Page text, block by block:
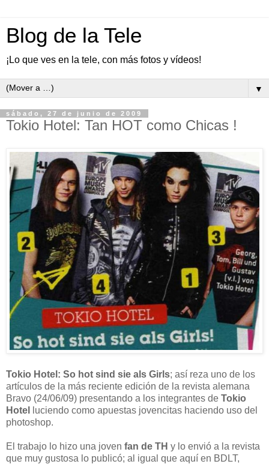
Blog de la Tele
¡Lo que ves en la tele, con más fotos y vídeos!
▼
sábado, 27 de junio de 2009
Tokio Hotel: Tan HOT como Chicas !
Tokio Hotel: So hot sind sie als Girls; así reza uno de los
artículos de la más reciente edición de la revista alemana
Bravo (24/06/09) presentando a los integrantes de Tokio
Hotel
luciendo como apuestas jovencitas haciendo uso del
photoshop.
El trabajo lo hizo una joven fan de TH y lo envió a la revista
que muy gustosa lo publicó; al igual que aquí en BDLT,